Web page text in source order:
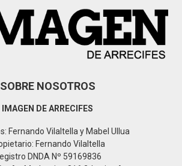
SOBRE NOSOTROS
IMAGEN DE ARRECIFES
Fernando Vilaltella y Mabel Ullua
Fernando Vilaltella
DNDA Nº 59169836